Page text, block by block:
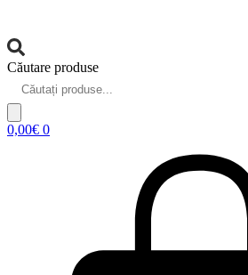
Căutare produse
0,00€ 0